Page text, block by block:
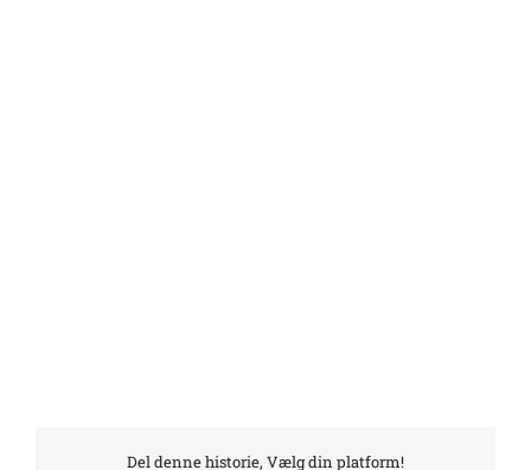
Del denne historie, Vælg din platform!